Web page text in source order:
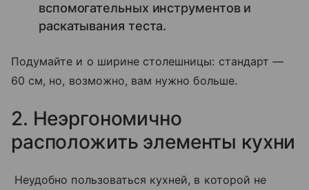
вспомогательных инструментов и
раскатывания теста.
Подумайте и о ширине столешницы: стандарт —
60 см, но, возможно, вам нужно больше.
2. Неэргономично
расположить элементы кухни
Неудобно пользоваться кухней, в которой не